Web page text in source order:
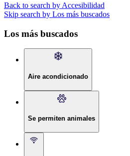
Back to search by Accesibilidad
Skip search by Los más buscados
Los más buscados
Aire acondicionado
Se permiten animales